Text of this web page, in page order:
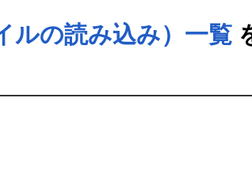
ルの読み込み）一覧